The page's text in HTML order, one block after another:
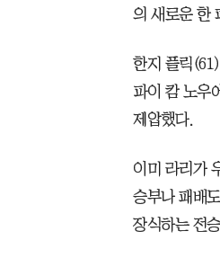
의 새로운 한
한지 플릭
파이 캄 노우
제압했다.
이미 라리가
승부나 패배
장식하는 전